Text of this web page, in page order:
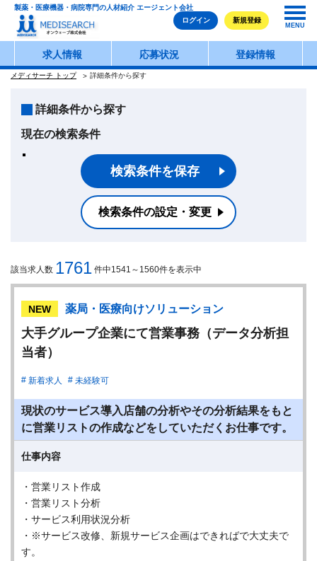
製薬・医療機器・病院専門の人材紹介 エージェント会社
ログイン
新規登録
MENU
求人情報 応募状況 登録情報
メディサーチ トップ 詳細条件から探す
詳細条件から探す
現在の検索条件
検索条件を保存
検索条件の設定・変更
該当求人数 1761 件中1541～1560件を表示中
NEW 薬局・医療向けソリューション
大手グループ企業にて営業事務（データ分析担
当者）
新着求人 未経験可
現状のサービス導入店舗の分析やその分析結果をもと
に営業リストの作成などをしていただくお仕事です。
仕事内容
・営業リスト作成
・営業リスト分析
・サービス利用状況分析
・※サービス改修、新規サービス企画はできればで大丈夫で
す。